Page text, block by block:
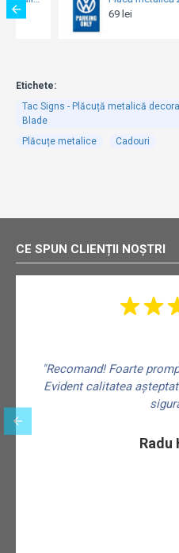
109 lei
Etichete:
Tac Signs - Plăcuță metalică
Blade
Plăcuțe metalice
Cadouri
CE SPUN CLIENȚII NOȘTRI
"Recomand! Foarte
Evident calitatea
Radu